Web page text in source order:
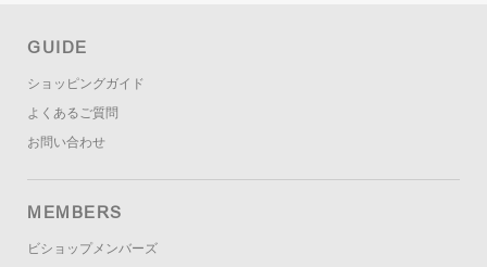
GUIDE
ショッピングガイド
よくあるご質問
お問い合わせ
MEMBERS
ビショップメンバーズ